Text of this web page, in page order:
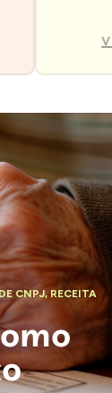
CNPJ,RECEITA